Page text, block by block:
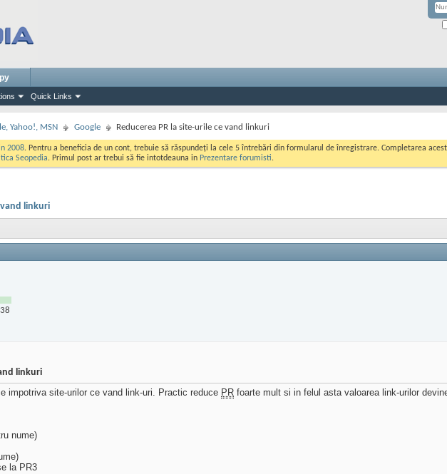
Quick Links
Yahoo!, MSN Google Reducerea PR la site-urile ce vand linkuri
2008. Pentru a beneficia de un cont, trebuie să răspundeți la cele 5 întrebări din formularul de înregistrare. Completarea
Seopedia. Primul post ar trebui să fie intotdeauna in Prezentare forumisti.
vand linkuri
38
linkuri
impotriva site-urilor ce vand link-uri. Practic reduce PR foarte mult si in felul asta valoarea link-urilor
nume)
la PR3